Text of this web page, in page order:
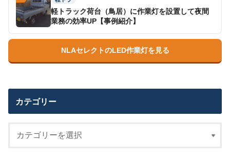
軽トラック荷台（鳥居）に作業灯を設置して夜間
業務の効率UP【事例紹介】
NLAセレクトのLED作業灯を見る
カテゴリー